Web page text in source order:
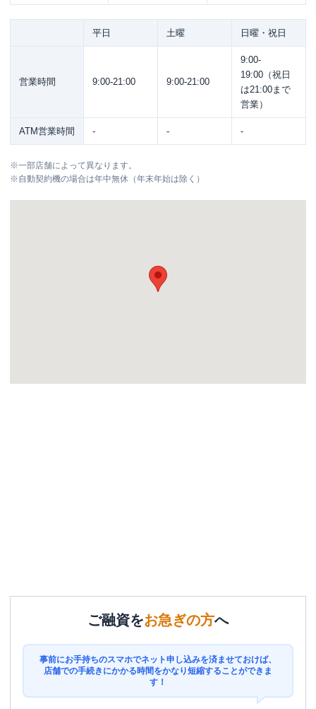
平日 土曜 日曜・祝日
営業時間 9:00-21:00 9:00-21:00
9:00-
19:00（祝日
は21:00まで
営業）
ATM営業時間 - - -
※一部店舗によって異なります。
※自動契約機の場合は年中無休（年末年始は除く）
ご融資をお急ぎの方へ
事前にお手持ちのスマホでネット申し込みを済ませておけば、
店舗での手続きにかかる時間をかなり短縮することができま
す！